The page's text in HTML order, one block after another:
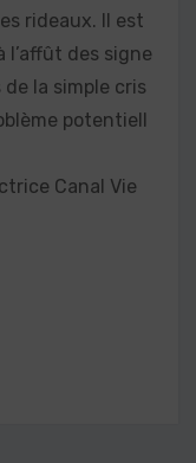
rideaux. Il est
des signe
la simple cris
potentiell
Canal Vie